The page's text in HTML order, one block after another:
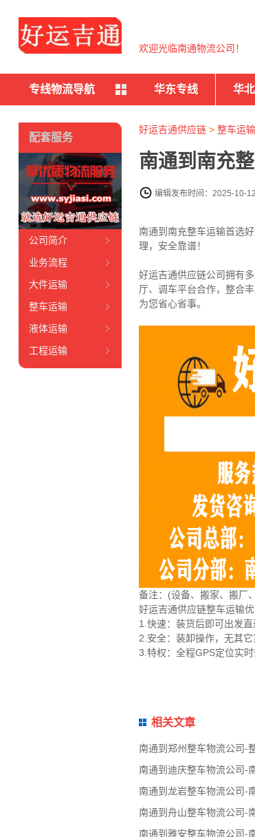
欢迎光临南通物流公司！
专线物流导航 华东专线 华
好运吉通供应链> 整车运输
南通到南充
编辑发布时间：2025-10-
南通到南充整车运输首选
理，安全靠谱！
好运吉通供应链公司拥有
厅、调车平台合作，整合
为您省心省事。
备注： (设备、搬家、搬厂
好运吉通供应链整车运输
1.快速：装货后即可出发
2.安全：装卸操作，无其
3.特权：全程GPS定位实
相关文章
南通到郑州整车物流公司-
南通到迪庆整车物流公司-
南通到龙岩整车物流公司-
南通到舟山整车物流公司-
南通到雅安整车物流公司-
配套服务
公司简介
业务流程
大件运输
整车运输
液体运输
工程运输